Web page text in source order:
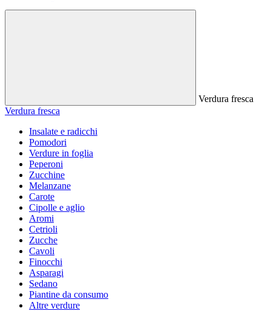
Verdura fresca
Verdura fresca
Insalate e radicchi
Pomodori
Verdure in foglia
Peperoni
Zucchine
Melanzane
Carote
Cipolle e aglio
Aromi
Cetrioli
Zucche
Cavoli
Finocchi
Asparagi
Sedano
Piantine da consumo
Altre verdure